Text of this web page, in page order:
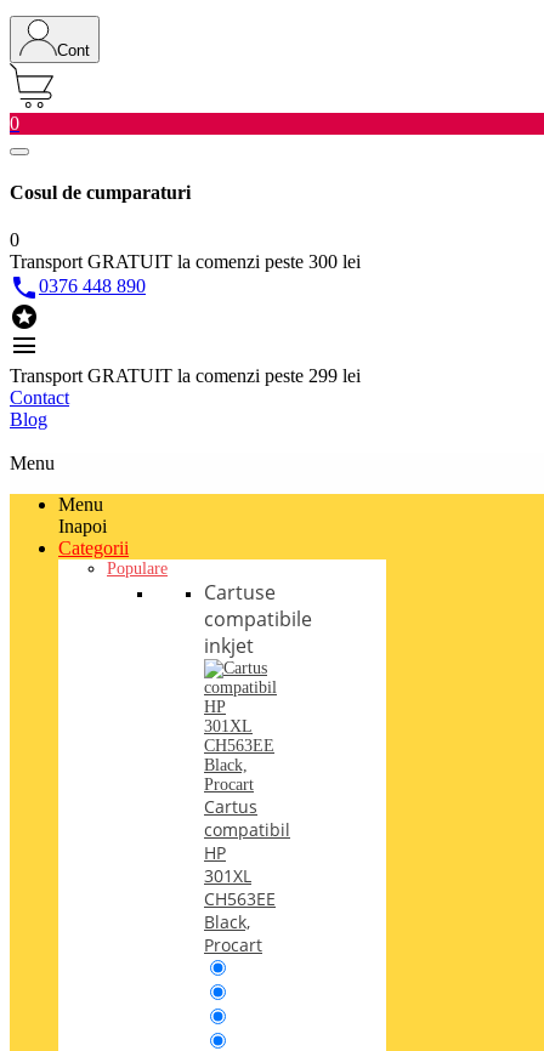
Cont
0
Cosul de cumparaturi
0
Transport GRATUIT la comenzi peste 300 lei
0376 448 890

menu
Transport GRATUIT la comenzi peste 299 lei
Contact
Blog
Menu
Menu
Inapoi
Categorii
Populare
Cartuse
compatibile
inkjet
Cartus
compatibil
HP
301XL
CH563EE
Black,
Procart